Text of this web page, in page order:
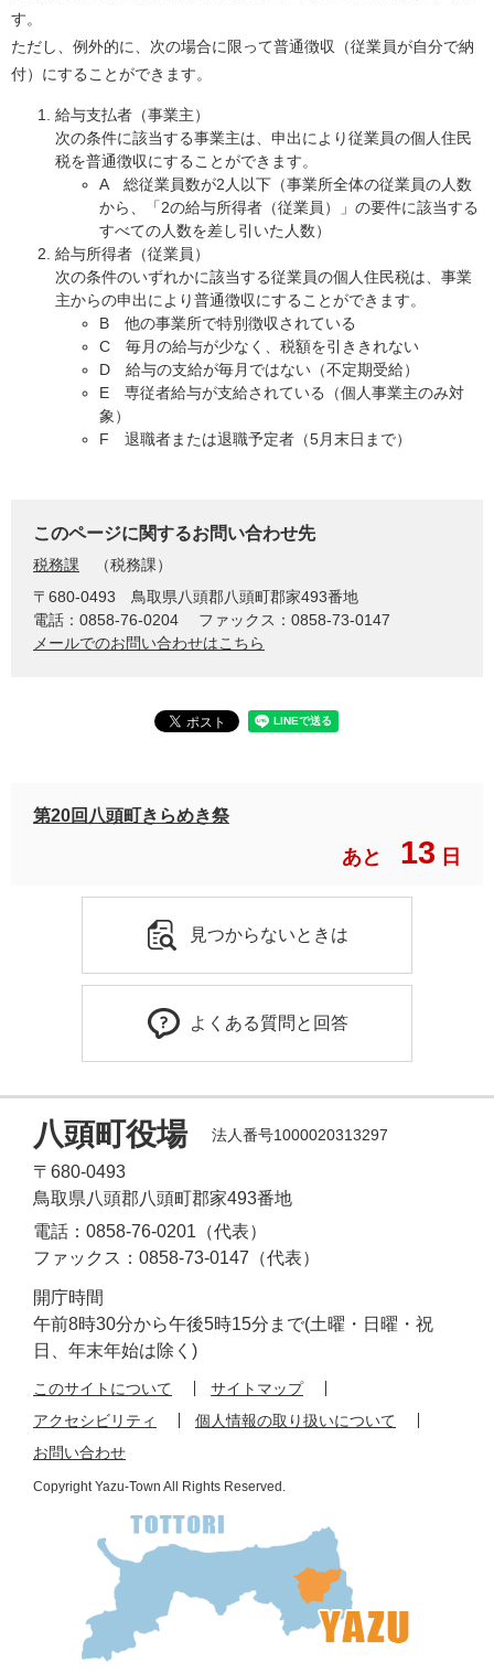
す。
ただし、例外的に、次の場合に限って普通徴収（従業員が自分で納
付）にすることができます。
給与支払者（事業主）
​次の条件に該当する事業主は、申出により従業員の個人住民
税を普通徴収にすることができます。
A 総従業員数が2人以下（事業所全体の従業員の人数
から、「2の給与所得者（従業員）」の要件に該当する
すべての人数を差し引いた人数）
給与所得者（従業員）
​次の条件のいずれかに該当する従業員の個人住民税は、事業
主からの申出により普通徴収にすることができます。
B 他の事業所で特別徴収されている
C 毎月の給与が少なく、税額を引ききれない
D 給与の支給が毎月ではない（不定期受給）
E 専従者給与が支給されている（個人事業主のみ対
象）
F 退職者または退職予定者（5月末日まで）
このページに関するお問い合わせ先
税務課
税務課
〒680-0493
鳥取県八頭郡八頭町郡家493番地
電話：0858-76-0204
ファックス：0858-73-0147
メールでのお問い合わせはこちら
第20回八頭町きらめき祭
あと 13 日
見つからないときは
よくある質問と回答
八頭町役場 法人番号1000020313297
〒680-0493
鳥取県八頭郡八頭町郡家493番地
電話：0858-76-0201（代表）
ファックス：0858-73-0147（代表）
開庁時間
午前8時30分から午後5時15分まで(土曜・日曜・祝
日、年末年始は除く)
このサイトについて
サイトマップ
アクセシビリティ
個人情報の取り扱いについて
お問い合わせ
Copyright Yazu-Town All Rights Reserved.